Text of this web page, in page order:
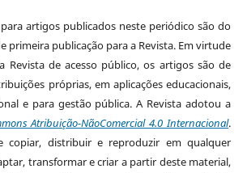
artigos publicados neste periódico são do
primeira publicação para a Revista. Em virtude
Revista de acesso público, os artigos são de
próprias, em aplicações educacionais,
e para gestão pública. A Revista adotou a
Atribuição-NãoComercial 4.0 Internacional.
copiar, distribuir e reproduzir em qualquer
transformar e criar a partir deste material,